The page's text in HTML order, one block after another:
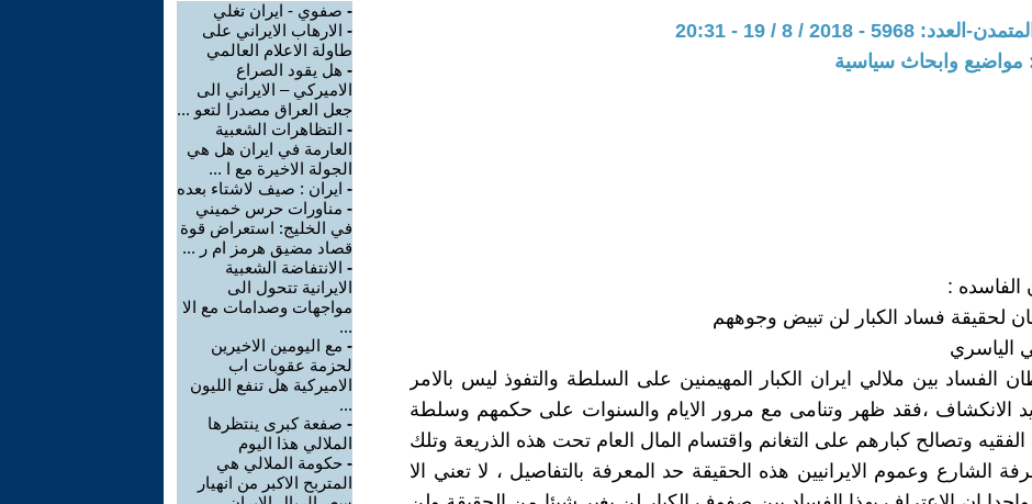
5968 - 2018 / 8 / 19 - 20:31
مواضيع وابحاث سياسية
الفاسده :
لحقيقة فساد الكبار لن تبيض وجوههم
الياسري
الفساد بين ملالي ايران الكبار المهيمنين على السلطة والتفوذ ليس بالامر
الانكشاف ،فقد ظهر وتنامى مع مرور الايام والسنوات على حكمهم وسلطة
الفقيه وتصالح كبارهم على التغانم واقتسام المال العام تحت هذه الذريعة وتلك
الشارع وعموم الايرانيين هذه الحقيقة حد المعرفة بالتفاصيل ، لا تعني الا
- صفوي - ايران تغلي
- الارهاب الايراني على
طاولة الاعلام العالمي
- هل يقود الصراع
الاميركي – الايراني الى
جعل العراق مصدرا لتعو ...
- التظاهرات الشعبية
العارمة في ايران هل هي
الجولة الاخيرة مع ا ...
- ايران : صيف لاشتاء بعده
- مناورات حرس خميني
في الخليج: استعراض قوة
قصاد مضيق هرمز ام ر ...
- الانتفاضة الشعبية
الايرانية تتحول الى
مواجهات وصدامات مع الا
...
- مع اليومين الاخيرين
لحزمة عقوبات اب
الاميركية هل تنفع الليون
...
- صفعة كبرى ينتظرها
الملالي هذا اليوم
- حكومة الملالي هي
المتربح الاكبر من انهيار